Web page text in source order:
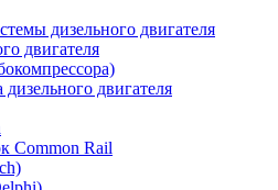
дизельного двигателя
двигателя
двигателя
Common Rail